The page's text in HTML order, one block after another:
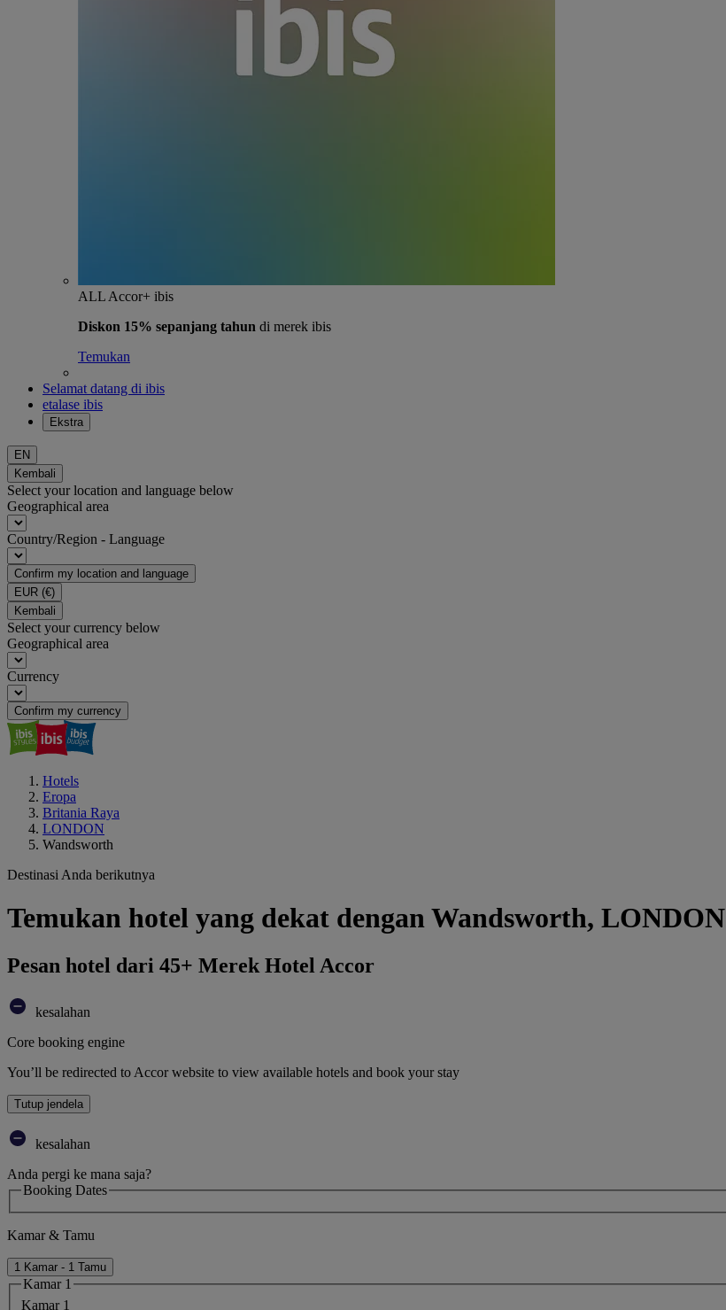
ALL Accor+ ibis
Diskon 15% sepanjang tahun di merek ibis
Temukan
Selamat datang di ibis
etalase ibis
Ekstra
EN
Kembali
Select your location and language below
Geographical area
Country/Region - Language
Confirm my location and language
EUR (€)
Kembali
Select your currency below
Geographical area
Currency
Confirm my currency
Hotels
Eropa
Britania Raya
LONDON
Wandsworth
Destinasi Anda berikutnya
Temukan hotel yang dekat dengan Wandsworth, LONDON
Pesan hotel dari 45+ Merek Hotel Accor
kesalahan
Core booking engine
You’ll be redirected to Accor website to view available hotels and book your stay
Tutup jendela
kesalahan
Anda pergi ke mana saja?
Booking Dates
Kamar & Tamu
1 Kamar - 1 Tamu
Kamar 1
Kamar 1